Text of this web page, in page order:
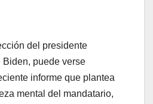
del presidente
puede verse
informe que plantea
mental del mandatario,